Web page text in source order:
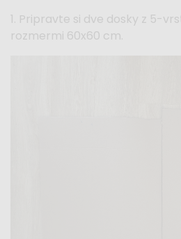
1. Pripravte si dve dosky z 5-
rozmermi 60x60 cm.